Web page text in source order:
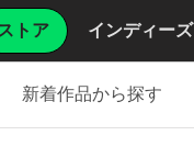
ストア インディーズ
新着作品から探す